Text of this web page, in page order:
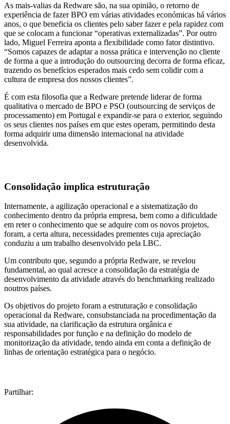
As mais-valias da Redware são, na sua opinião, o retorno de
experiência de fazer BPO em várias atividades económicas há vários
anos, o que beneficia os clientes pelo saber fazer e pela rapidez com
que se colocam a funcionar “operativas externalizadas”. Por outro
lado, Miguel Ferreira aponta a flexibilidade como fator distintivo.
“Somos capazes de adaptar a nossa prática e intervenção no cliente
de forma a que a introdução do outsourcing decorra de forma eficaz,
trazendo os benefícios esperados mais cedo sem colidir com a
cultura de empresa dos nossos clientes”.
É com esta filosofia que a Redware pretende liderar de forma
qualitativa o mercado de BPO e PSO (outsourcing de serviços de
processamento) em Portugal e expandir-se para o exterior, seguindo
os seus clientes nos países em que estes operam, permitindo desta
forma adquirir uma dimensão internacional na atividade
desenvolvida.
Consolidação implica estruturação
Internamente, a agilização operacional e a sistematização do
conhecimento dentro da própria empresa, bem como a dificuldade
em reter o conhecimento que se adquire com os novos projetos,
foram, a certa altura, necessidades prementes cuja apreciação
conduziu a um trabalho desenvolvido pela LBC.
Um contributo que, segundo a própria Redware, se revelou
fundamental, ao qual acresce a consolidação da estratégia de
desenvolvimento da atividade através do benchmarking realizado
noutros países.
Os objetivos do projeto foram a estruturação e consolidação
operacional da Redware, consubstanciada na procedimentação da
sua atividade, na clarificação da estrutura orgânica e
responsabilidades por função e na definição do modelo de
monitorização da atividade, tendo ainda em conta a definição de
linhas de orientação estratégica para o negócio.
Partilhar: